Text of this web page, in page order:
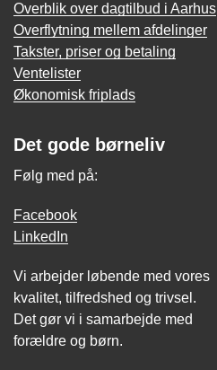
Overblik over dagtilbud i Aarhus
Overflytning mellem afdelinger
Takster, priser og betaling
Ventelister
Økonomisk friplads
Det gode børneliv
Følg med på:
Facebook
LinkedIn
Vi arbejder løbende med vores
kvalitet, tilfredshed og trivsel.
Det gør vi i samarbejde med
forældre og børn.